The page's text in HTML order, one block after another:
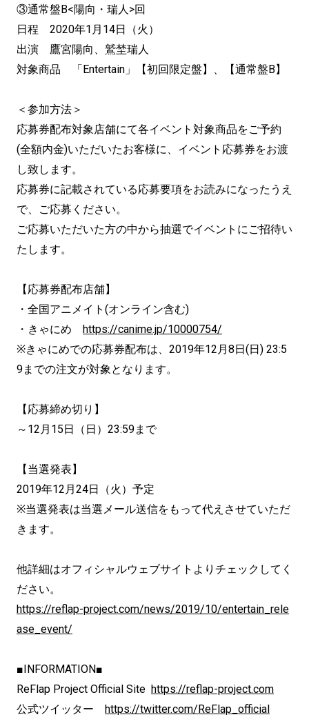
③通常盤B<陽向・瑞人>回
日程 2020年1月14日（火）
出演 鷹宮陽向、鷲埜瑞人
対象商品 「Entertain」【初回限定盤】、【通常盤B】
＜参加方法＞
応募券配布対象店舗にて各イベント対象商品をご予約
(全額内金)いただいたお客様に、イベント応募券をお渡
し致します。
応募券に記載されている応募要項をお読みになったうえ
で、ご応募ください。
ご応募いただいた方の中から抽選でイベントにご招待い
たします。
【応募券配布店舗】
・全国アニメイト(オンライン含む)
・きゃにめ
https://canime.jp/10000754/
※きゃにめでの応募券配布は、2019年12月8日(日) 23:5
9までの注文が対象となります。
【応募締め切り】
～12月15日（日）23:59まで
【当選発表】
2019年12月24日（火）予定
※当選発表は当選メール送信をもって代えさせていただ
きます。
他詳細はオフィシャルウェブサイトよりチェックしてく
ださい。
https://reflap-project.com/news/2019/10/entertain_rele
ase_event/
■INFORMATION■
ReFlap Project Official Site https://reflap-project.com
公式ツイッター
https://twitter.com/ReFlap_official